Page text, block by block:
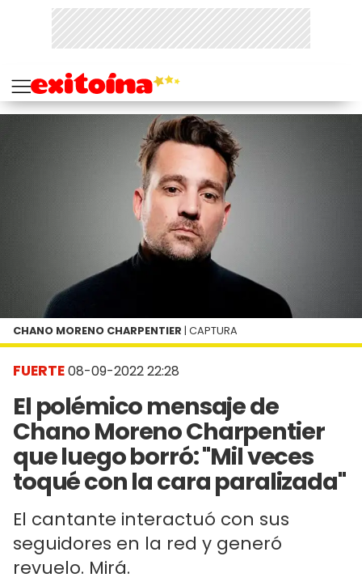
FUERTE08-09-2022 22:28
El polémico mensaje de
Chano Moreno Charpentier
que luego borró: "Mil veces
toqué con la cara paralizada"
El cantante interactuó con sus
seguidores en la red y generó
revuelo. Mirá.
CHANO MORENO CHARPENTIER | CAPTURA